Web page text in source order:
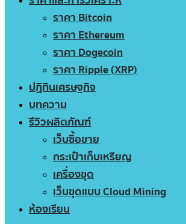
ราคา Bitcoin
ราคา Ethereum
ราคา Dogecoin
ราคา Ripple (XRP)
ปฏิทินเศรษฐกิจ
บทความ
รีวิวผลิตภัณฑ์
เว็บซื้อขาย
กระเป๋าเก็บเหรียญ
เครื่องขุด
เว็บขุดแบบ Cloud Mining
ห้องเรียน